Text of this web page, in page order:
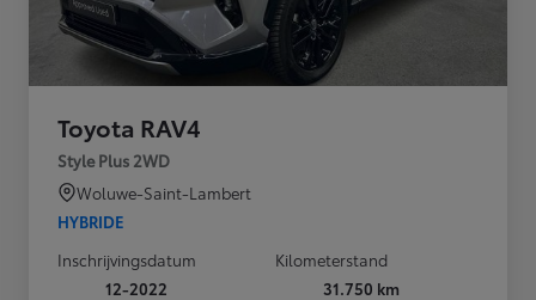
Toyota RAV4
Style Plus 2WD
Woluwe-Saint-Lambert
HYBRIDE
Inschrijvingsdatum
12-2022
Kilometerstand
31.750 km